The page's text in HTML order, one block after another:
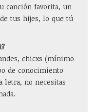
canción favorita, un
tus hijes, lo que tú
chicxs (mínimo
de conocimiento
letra, no necesitas